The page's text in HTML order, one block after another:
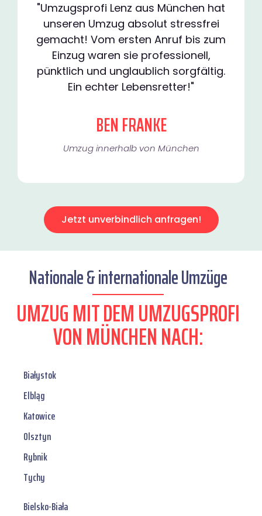
"Umzugsprofi Lenz aus München hat
unseren Umzug absolut stressfrei
gemacht! Vom ersten Anruf bis zum
Einzug waren sie professionell,
pünktlich und unglaublich sorgfältig.
Ein echter Lebensretter!"
BEN FRANKE
Umzug innerhalb von München​
Jetzt unverbindlich anfragen!
Nationale & internationale Umzüge
UMZUG MIT DEM UMZUGSPROFI
VON MÜNCHEN NACH:
Białystok
Elbląg
Katowice
Olsztyn
Rybnik
Tychy
Bielsko-Biała